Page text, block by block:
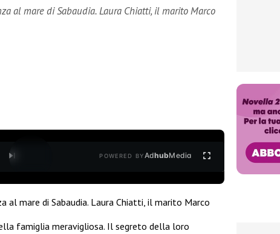
al mare di Sabaudia. Laura Chiatti, il marito Marco
POWERED BYAdhubMedia
al mare di Sabaudia. Laura Chiatti, il marito Marco
famiglia meravigliosa. Il segreto della loro